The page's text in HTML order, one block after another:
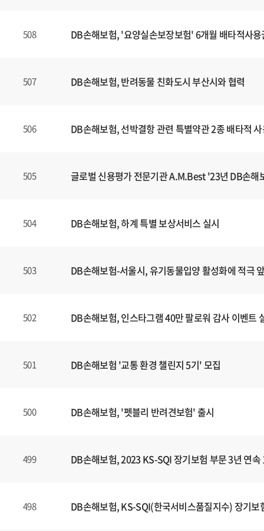
508 DB손해보험, '요양실손보장보험' 6개월 배타적사용
507 DB손해보험, 반려동물 친화도시 부산시와 협력
506 DB손해보험, 선박결항 관련 특별약관 2종 배타적
505 글로벌 신용평가 전문기관 A.M.Best '23년 DB손
504 DB손해보험, 하계 특별 보상서비스 실시
503 DB손해보험-서울시, 유기동물입양 활성화에 적극
502 DB손해보험, 인스타그램 40만 팔로워 감사 이벤트
501 DB손해보험 '교통 환경 챌린지 5기' 모집
500 DB손해보험, '펫블리 반려견보험' 출시
499 DB손해보험, 2023 KS-SQI 장기보험 부문 3년 연속
498 DB손해보험, KS-SQI(한국서비스품질지수) 장기보